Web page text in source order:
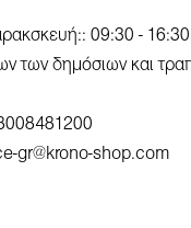
09:30 -
των δημόσιων και
gr@krono-shop.com